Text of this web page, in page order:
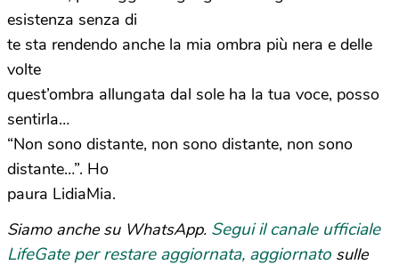
esistenza senza di
te sta rendendo anche la mia ombra più nera e delle
volte
quest’ombra allungata dal sole ha la tua voce, posso
sentirla…
“Non sono distante, non sono distante, non sono
distante…”. Ho
paura LidiaMia.
Siamo anche su WhatsApp. Segui il canale ufficiale
LifeGate per restare aggiornata, aggiornato sulle